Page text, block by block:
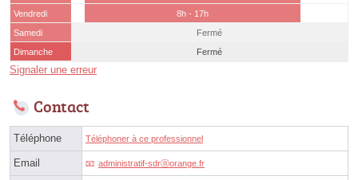
Vendredi
8h - 17h
Samedi
Fermé
Dimanche
Fermé
Signaler une erreur
Contact
Téléphone Téléphoner à ce professionnel
Email administratif-sdrⓐorange.fr